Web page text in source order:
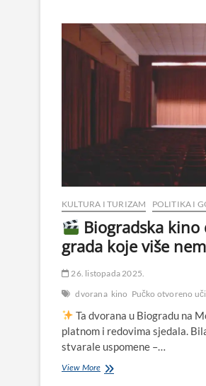
KULTURA I TURIZAM POLITIKA I
Biogradska kino
grada koje više
26. listopada 2025.
dvorana kino Pučko otvoreno
Ta dvorana u Biogradu na
platnom i redovima sjedala.
stvarale uspomene –…
View More